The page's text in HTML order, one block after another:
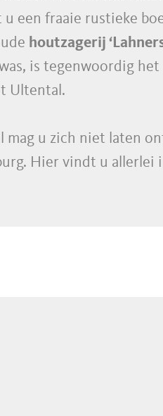
een fraaie rustieke
houtzagerij
is tegenwoordig
Ultental.
mag u zich niet laten
Hier vindt u